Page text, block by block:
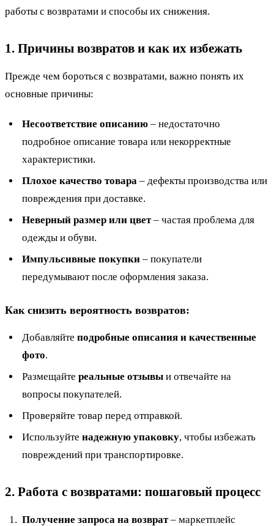
работы с возвратами и способы их снижения.
1. Причины возвратов и как их избежать
Прежде чем бороться с возвратами, важно понять их
основные причины:
Несоответствие описанию – недостаточно
подробное описание товара или некорректные
характеристики.
Плохое качество товара – дефекты производства или
повреждения при доставке.
Неверный размер или цвет– частая проблема для
одежды и обуви.
Импульсивные покупки – покупатели
передумывают после оформления заказа.
Как снизить вероятность возвратов:
Добавляйте подробные описания и качественные
фото.
Размещайте реальные отзывы и отвечайте на
вопросы покупателей.
Проверяйте товар перед отправкой.
Используйте надежную упаковку, чтобы избежать
повреждений при транспортировке.
2. Работа с возвратами: пошаговый процесс
Получение запроса на возврат– маркетплейс